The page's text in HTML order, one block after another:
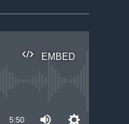
EMBED
5:50